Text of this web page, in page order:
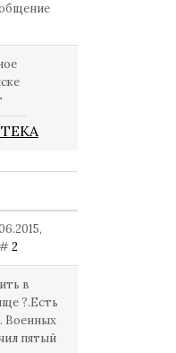
2
в
?.Есть
Военных
пятый